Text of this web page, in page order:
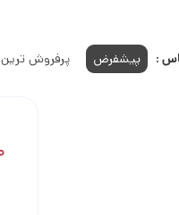
بالغ نژاد متوسط و بزرگ
: پیشفرض پرفروش ترین